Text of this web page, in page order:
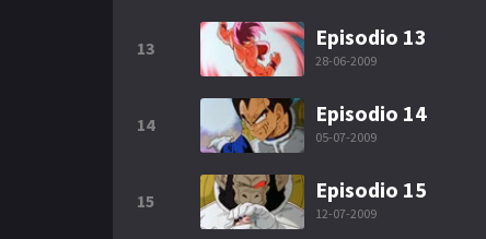
13 Episodio 13
28-06-2009
14 Episodio 14
05-07-2009
15 Episodio 15
12-07-2009